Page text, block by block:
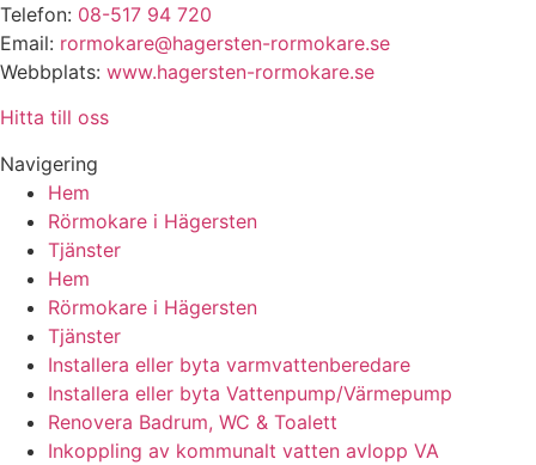
Telefon: 08-517 94 720
Email: rormokare@hagersten-rormokare.se
Webbplats: www.hagersten-rormokare.se
Hitta till oss
Navigering
Hem
Rörmokare i Hägersten
Tjänster
Hem
Rörmokare i Hägersten
Tjänster
Installera eller byta varmvattenberedare
Installera eller byta Vattenpump/Värmepump
Renovera Badrum, WC & Toalett
Inkoppling av kommunalt vatten avlopp VA